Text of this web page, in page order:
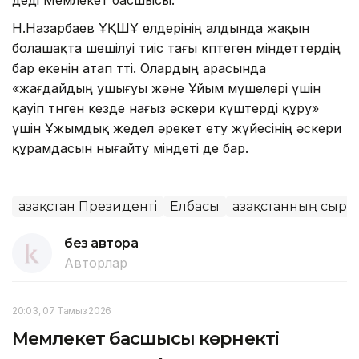
Н.Назарбаев ҰҚШҰ елдерінің алдында жақын
болашақта шешілуі тиіс тағы көптеген міндеттердің
бар екенін атап өтті. Олардың арасында
«жағдайдың ушығуы және Ұйым мүшелері үшін
қауіп төнген кезде нағыз әскери күштерді құру»
үшін Ұжымдық жедел әрекет ету жүйесінің әскери
құрамдасын нығайту міндеті де бар.
Қазақстан Президенті Елбасы Қазақстанның
без автора
Авторлар
20:03, 07 Тамыз 2026
Мемлекет басшысы көрнекті